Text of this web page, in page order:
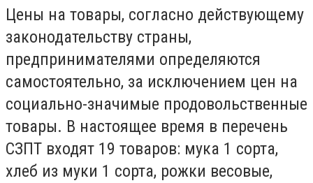
Цены на товары, согласно действующему
законодательству страны,
предпринимателями определяются
самостоятельно, за исключением цен на
социально-значимые продовольственные
товары. В настоящее время в перечень
СЗПТ входят 19 товаров: мука 1 сорта,
хлеб из муки 1 сорта, рожки весовые,